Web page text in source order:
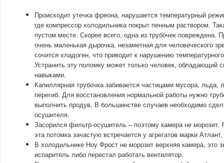
Происходит утечка фреона, нарушается температурный
где компрессор холодильника покрыт пенным раствором.
пустом месте. Скорее всего, одна из трубочек повреждена.
очень маленькая дырочка, незаметная для человеческого
сочится хладоген, что приводит к нарушению
Устранить эту поломку может только человек, обладающий
навыками.
Капиллярная трубочка забивается частицами мусора, льда,
перегиб. Для восстановления нормальной работы нужно
выполнить продув. В большинстве случаев необходимо
осушителя.
Засорился фильтр-осушитель – поэтому камера не
эта потомка зачастую встречается у агрегатов марки
В холодильнике Ноу Фрост не морозит верхняя камера, это
испаритель либо перестал работать вентилятор.